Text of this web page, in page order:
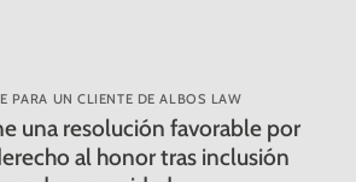
PARA UN CLIENTE DE ALBOS LAW
una resolución favorable por
al honor tras inclusión